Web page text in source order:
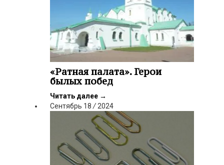
«Ратная палата». Герои
былых побед
Читать далее →
Сентябрь 18 / 2024